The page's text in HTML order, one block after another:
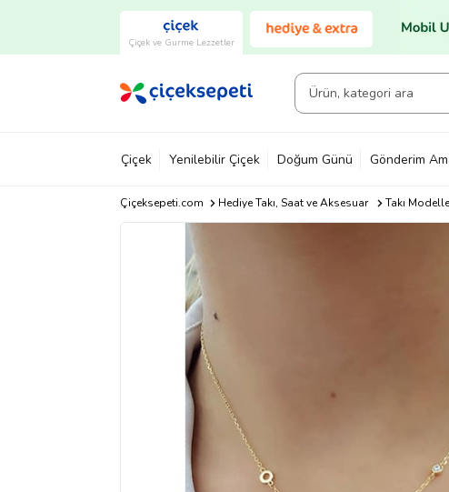
Çiçek ve Gurme Lezzetler
Çiçek Yenilebilir Çiçek Doğum Günü Gönderim
Çiçeksepeti.com Hediye Takı, Saat ve Aksesuar Takı